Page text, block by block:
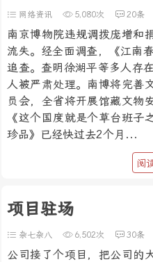
网络资讯 5,080次 20条
南京博物院违规调拨庞增和
流失。经全面调查，《江南
追查。查明徐湖平等多人存
人被严肃处理。南博将完善
员会，全省将开展馆藏文物
《这个国度就是个草台班子
珍品》已经快过去2个月...
阅
项目驻场
杂七杂八 6,502次 30条
公司接了个项目，把公司的